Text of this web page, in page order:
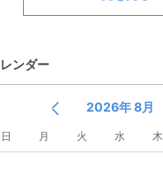
ンダー
2026年 8月
日 月 火 水 木